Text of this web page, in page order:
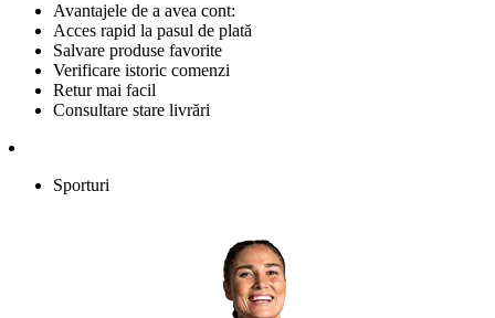
Avantajele de a avea cont:
Acces rapid la pasul de plată
Salvare produse favorite
Verificare istoric comenzi
Retur mai facil
Consultare stare livrări
Sporturi